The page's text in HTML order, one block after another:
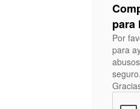
para
Por
para
seguro.